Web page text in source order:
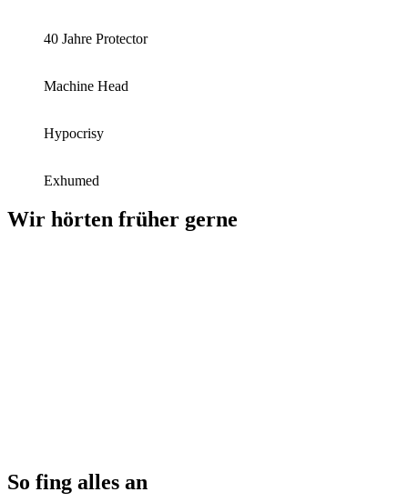
40 Jahre Protector
Machine Head
Hypocrisy
Exhumed
Wir hörten früher gerne
So fing alles an